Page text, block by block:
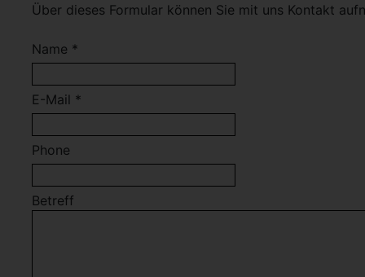
Über dieses Formular können Sie mit uns Kontakt
Name *
E-Mail *
Phone
Betreff